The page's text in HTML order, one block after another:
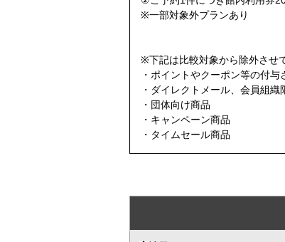
※一部対象外プランあり
※下記は比較対象から除外させ
・ポイントやクーポン等の付
・ダイレクトメール、会員組
・団体向け商品
・キャンペーン商品
・タイムセール商品